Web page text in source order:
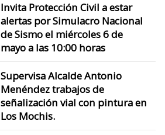
Invita Protección Civil a estar
alertas por Simulacro Nacional
de Sismo el miércoles 6 de
mayo a las 10:00 horas
Supervisa Alcalde Antonio
Menéndez trabajos de
señalización vial con pintura en
Los Mochis.